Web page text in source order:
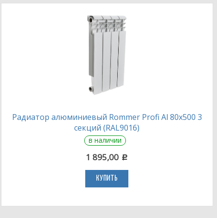
Радиатор алюминиевый Rommer Profi Al 80х500 3
секций (RAL9016)
в наличии
1 895,00 c
КУПИТЬ